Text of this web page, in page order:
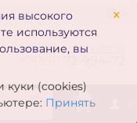
×
высокого
используются
вы
куки (cookies)
Принять
zakaz@inmarkon.ru
0